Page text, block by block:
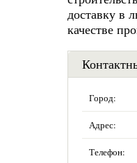
доставку в
качестве
Город:
Адрес:
Телефон: